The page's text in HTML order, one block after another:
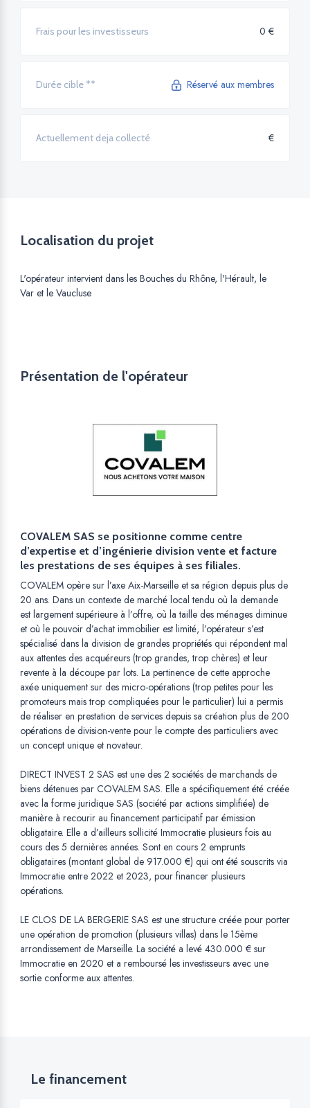
Frais pour les investisseurs 0 €
Durée cible ** Réservé aux membres
Actuellement deja collecté €
Localisation du projet
L'opérateur intervient dans les Bouches du Rhône, l'Hérault, le
Var et le Vaucluse
Présentation de l'opérateur
COVALEM SAS se positionne comme centre
d’expertise et d’ingénierie division vente et facture
les prestations de ses équipes à ses filiales.
COVALEM opère sur l’axe Aix-Marseille et sa région depuis plus de
20 ans. Dans un contexte de marché local tendu où la demande
est largement supérieure à l’offre, où la taille des ménages diminue
et où le pouvoir d’achat immobilier est limité, l’opérateur s’est
spécialisé dans la division de grandes propriétés qui répondent mal
aux attentes des acquéreurs (trop grandes, trop chères) et leur
revente à la découpe par lots. La pertinence de cette approche
axée uniquement sur des micro-opérations (trop petites pour les
promoteurs mais trop compliquées pour le particulier) lui a permis
de réaliser en prestation de services depuis sa création plus de 200
opérations de division-vente pour le compte des particuliers avec
un concept unique et novateur.
DIRECT INVEST 2 SAS est une des 2 sociétés de marchands de
biens détenues par COVALEM SAS. Elle a spécifiquement été créée
avec la forme juridique SAS (société par actions simplifiée) de
manière à recourir au financement participatif par émission
obligataire. Elle a d’ailleurs sollicité Immocratie plusieurs fois au
cours des 5 dernières années. Sont en cours 2 emprunts
obligataires (montant global de 917.000 €) qui ont été souscrits via
Immocratie entre 2022 et 2023, pour financer plusieurs
opérations.
LE CLOS DE LA BERGERIE SAS est une structure créée pour porter
une opération de promotion (plusieurs villas) dans le 15ème
arrondissement de Marseille. La société a levé 430.000 € sur
Immocratie en 2020 et a remboursé les investisseurs avec une
sortie conforme aux attentes.
Le financement